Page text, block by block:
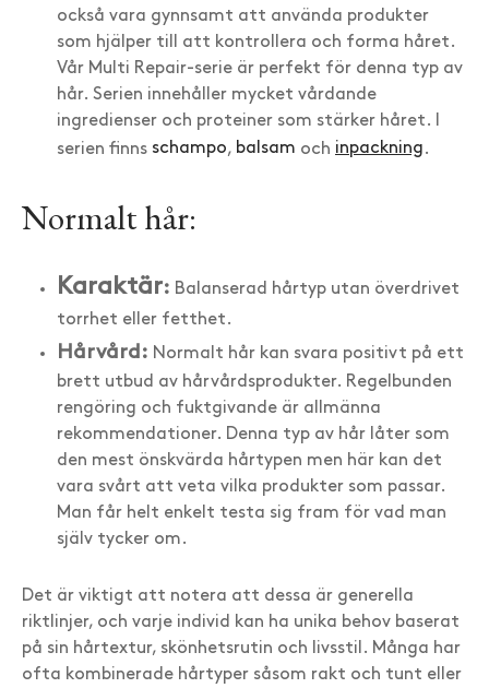
också vara gynnsamt att använda produkter
som hjälper till att kontrollera och forma håret.
Vår Multi Repair-serie är perfekt för denna typ av
hår. Serien innehåller mycket vårdande
ingredienser och proteiner som stärker håret. I
serien finns schampo, balsam och inpackning.
Normalt hår:
Karaktär: Balanserad hårtyp utan överdrivet
torrhet eller fetthet.
Hårvård: Normalt hår kan svara positivt på ett
brett utbud av hårvårdsprodukter. Regelbunden
rengöring och fuktgivande är allmänna
rekommendationer. Denna typ av hår låter som
den mest önskvärda hårtypen men här kan det
vara svårt att veta vilka produkter som passar.
Man får helt enkelt testa sig fram för vad man
själv tycker om.
Det är viktigt att notera att dessa är generella
riktlinjer, och varje individ kan ha unika behov baserat
på sin hårtextur, skönhetsrutin och livsstil. Många har
ofta kombinerade hårtyper såsom rakt och tunt eller